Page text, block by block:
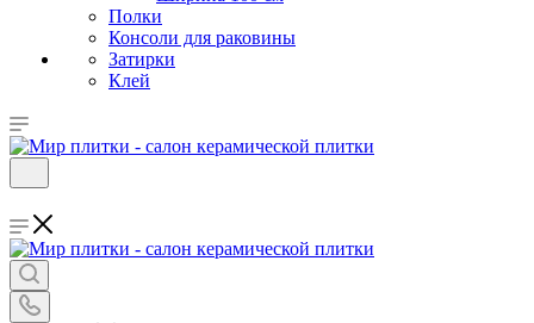
Полки
Консоли для раковины
Затирки
Клей